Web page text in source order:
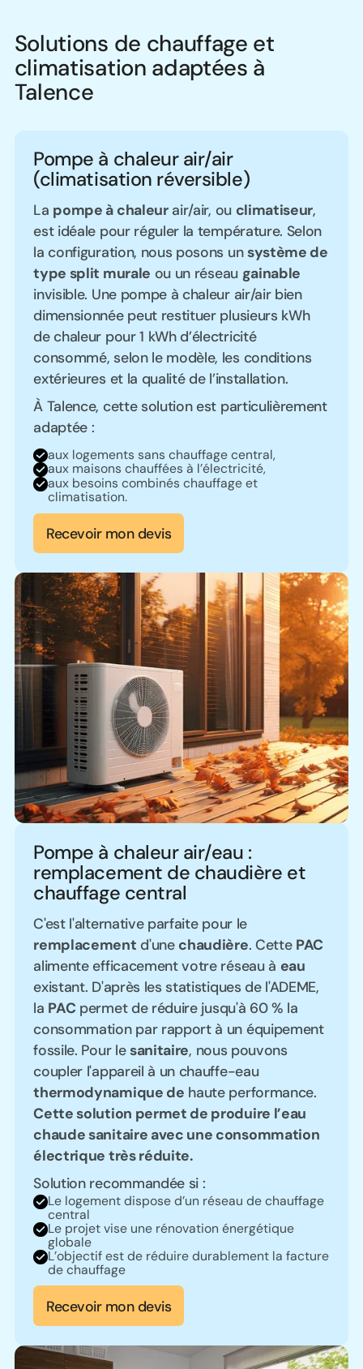
Solutions de chauffage et
climatisation adaptées à
Talence
Pompe à chaleur air/air
(climatisation réversible)
La pompe à chaleurair/air, ou climatiseur,
est idéale pour réguler la température. Selon
la configuration, nous posons unsystème de
type split murale ou un réseau gainable
invisible. Une pompe à chaleur air/air bien
dimensionnée peut restituer plusieurs kWh
de chaleur pour 1 kWh d’électricité
consommé, selon le modèle, les conditions
extérieures et la qualité de l’installation.
À Talence, cette solution est particulièrement
adaptée :
aux logements sans chauffage central,
aux maisons chauffées à l’électricité,
aux besoins combinés chauffage et
climatisation.
Recevoir mon devis
Pompe à chaleur air/eau :
remplacement de chaudière et
chauffage central
C'est l'alternative parfaite pour le
remplacement d'une chaudière. Cette PAC
alimente efficacement votre réseau à eau
existant. D'après les statistiques de l'ADEME,
la PAC permet de réduire jusqu'à 60 % la
consommation par rapport à un équipement
fossile. Pour lesanitaire, nous pouvons
coupler l'appareil à un chauffe-eau
thermodynamique de haute performance.
Cette solution permet de produire l’eau
chaude sanitaire avec une consommation
électrique très réduite.
Solution recommandée si :
Le logement dispose d’un réseau de chauffage
central
Le projet vise une rénovation énergétique
globale
L’objectif est de réduire durablement la facture
de chauffage
Recevoir mon devis